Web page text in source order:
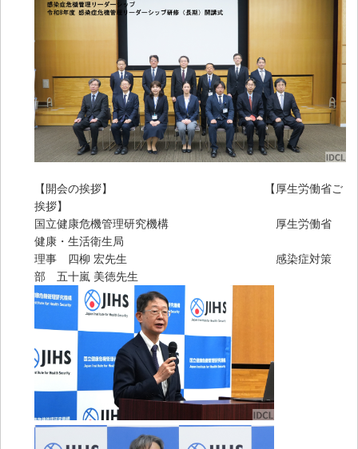
【開会の挨拶】 【厚生労働省ご
挨拶】
国立健康危機管理研究機構 厚生労働省
健康・生活衛生局
理事 四柳 宏先生 感染症対策
部 五十嵐 美徳先生